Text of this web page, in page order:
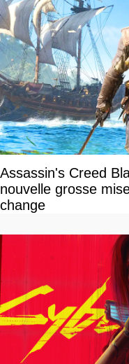
Assassin's Creed
nouvelle grosse
change